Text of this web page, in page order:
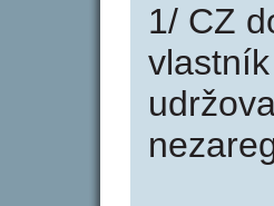
1/ CZ